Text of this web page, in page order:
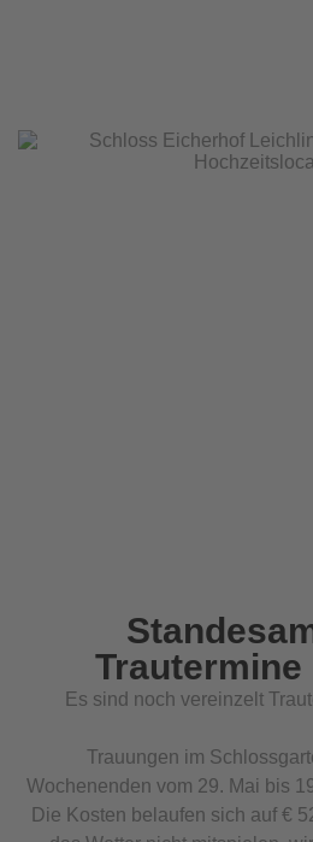
Trautermine
Es sind noch vereinzelt
Trauungen im
Wochenenden vom 29. Mai bis
Die Kosten belaufen sich auf €